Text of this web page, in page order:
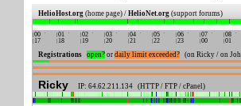
HelioHost.org (home page) / HelioNet.org (support forums)
Registrations open? or daily limit exceeded? (on Ricky / on
Ricky IP: 64.62.211.134 (HTTP / FTP / cPanel)
00 01 02 03 04 05 06 07 08
17
18 19 20 21 22 23 00 01